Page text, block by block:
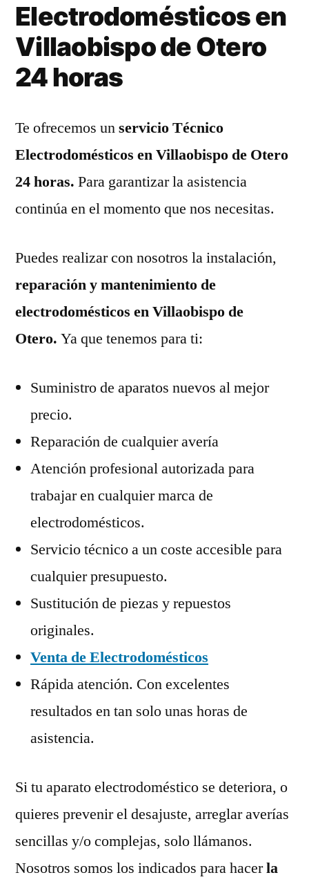
Electrodomésticos en
Villaobispo de Otero
24 horas
Te ofrecemos unservicio Técnico
Electrodomésticos en Villaobispo de Otero
24 horas. Para garantizar la asistencia
continúa en el momento que nos necesitas.
Puedes realizar con nosotros la instalación,
reparación y mantenimiento de
electrodomésticos en Villaobispo de
Otero. Ya que tenemos para ti:
Suministro de aparatos nuevos al mejor
precio.
Reparación de cualquier avería
Atención profesional autorizada para
trabajar en cualquier marca de
electrodomésticos.
Servicio técnico a un coste accesible para
cualquier presupuesto.
Sustitución de piezas y repuestos
originales.
Venta de Electrodomésticos
Rápida atención. Con excelentes
resultados en tan solo unas horas de
asistencia.
Si tu aparato electrodoméstico se deteriora, o
quieres prevenir el desajuste, arreglar averías
sencillas y/o complejas, solo llámanos.
Nosotros somos los indicados para hacerla